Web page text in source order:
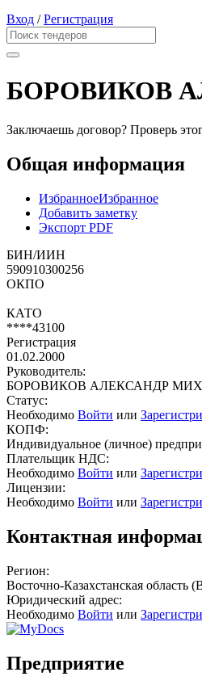
Вход /Регистрация
БОРОВИКОВ
Заключаешь договор? Проверь
Общая информация
ИзбранноеИзбранное
Добавить заметку
Экспорт PDF
БИН/ИИН
590910300256
ОКПО
КАТО
****43100
Регистрация
01.02.2000
Руководитель:
БОРОВИКОВ АЛЕКСАНДР
Статус:
Необходимо Войти или
КОПФ:
Индивидуальное (личное)
Плательщик НДС:
Необходимо Войти или
Лицензии:
Необходимо Войти или
Контактная
Регион:
Восточно-Казахстанская область
Юридический адрес:
Необходимо Войти или
Предприятие